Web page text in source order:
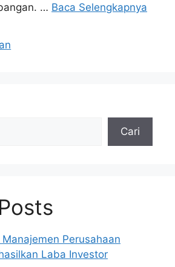
… Baca Selengkapnya
Cari
Perusahaan
Laba Investor